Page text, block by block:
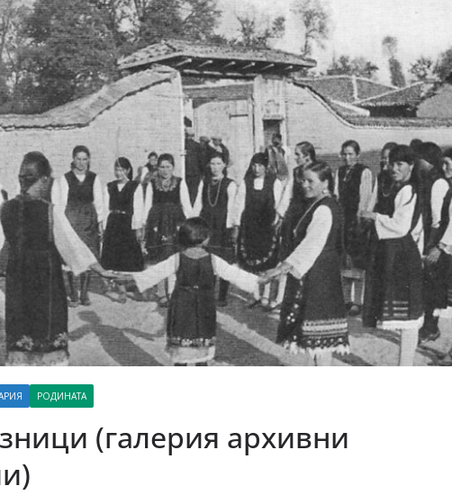
РОДИНАТА
(галерия архивни